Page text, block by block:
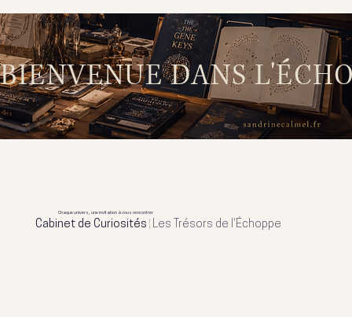
BIENVENUE DANS
Chaque univers, une invitation à vous rencontrer
Cabinet de Curiosités | Les Trésors de l'Échoppe